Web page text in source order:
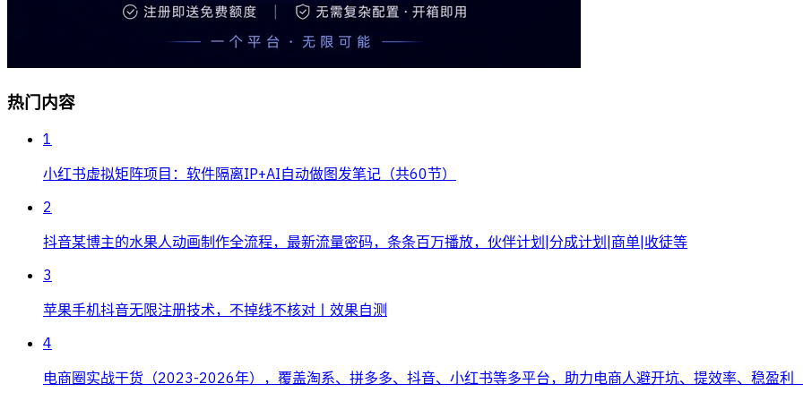
热门内容
1
小红书虚拟矩阵项目：软件隔离IP+AI自动做图发笔记（共60节）
2
抖音某博主的水果人动画制作全流程，最新流量密码，条条百万播放，伙伴计划|分成计划|商单|收徒等
3
苹果手机抖音无限注册技术，不掉线不核对丨效果自测
4
电商圈实战干货（2023-2026年），覆盖淘系、拼多多、抖音、小红书等多平台，助力电商人避开坑、提效率、稳盈利